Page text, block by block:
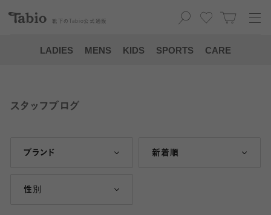
靴下の Tabio 公式通販
LADIES MENS KIDS SPORTS CARE
スタッフブログ
ブランド 新着順
性別